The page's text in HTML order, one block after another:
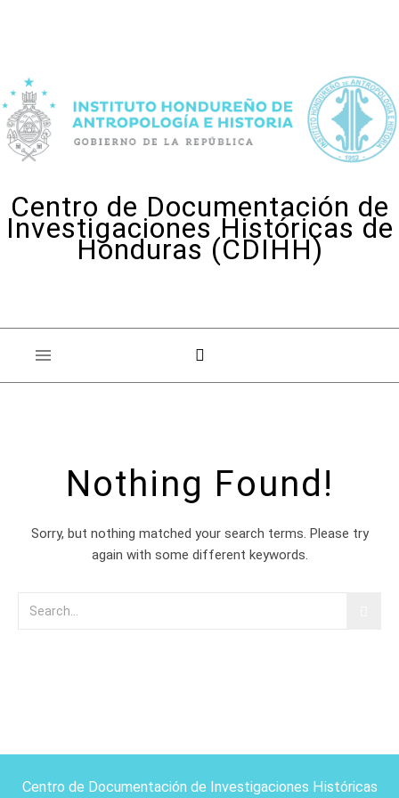
Centro de Documentación de
Investigaciones Históricas de
Honduras (CDIHH)
Nothing Found!
Sorry, but nothing matched your search terms. Please try
again with some different keywords.
Centro de Documentación de Investigaciones Históricas